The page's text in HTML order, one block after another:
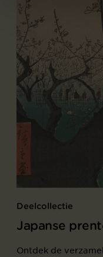
Deelcollectie
Japanse
Ontdek de